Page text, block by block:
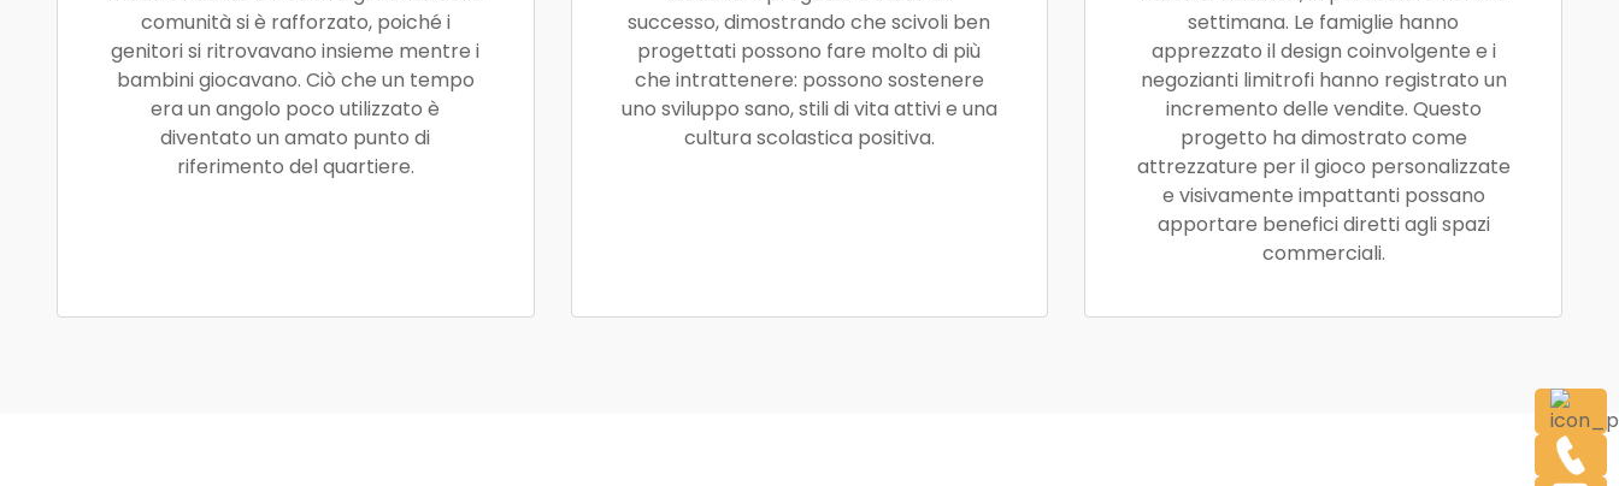
comunità si è rafforzato, poiché i
genitori si ritrovavano insieme mentre i
bambini giocavano. Ciò che un tempo
era un angolo poco utilizzato è
diventato un amato punto di
riferimento del quartiere.
successo, dimostrando che scivoli ben
progettati possono fare molto di più
che intrattenere: possono sostenere
uno sviluppo sano, stili di vita attivi e una
cultura scolastica positiva.
settimana. Le famiglie hanno
apprezzato il design coinvolgente e i
negozianti limitrofi hanno registrato un
incremento delle vendite. Questo
progetto ha dimostrato come
attrezzature per il gioco personalizzate
e visivamente impattanti possano
apportare benefici diretti agli spazi
commerciali.